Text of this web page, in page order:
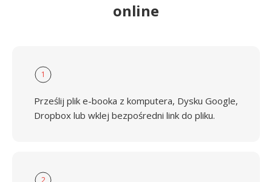
online
1
Prześlij plik e-booka z komputera, Dysku Google,
Dropbox lub wklej bezpośredni link do pliku.